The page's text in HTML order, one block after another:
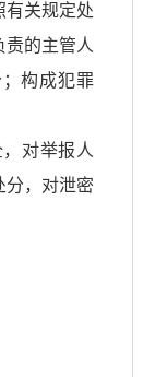
有关规定处
责的主管人
构成犯罪
对举报人
分，对泄密